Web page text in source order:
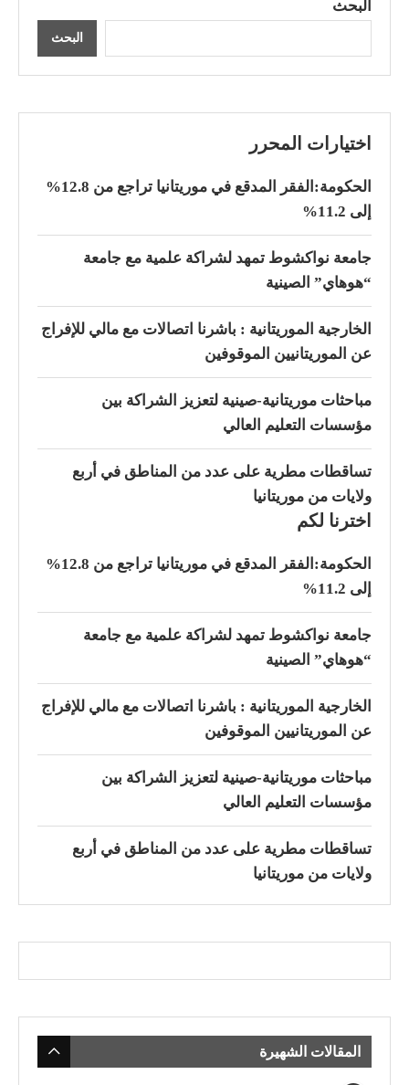
البحث
البحث
اختيارات المحرر
الحكومة:الفقر المدقع في موريتانيا تراجع من 12.8%
إلى 11.2%
جامعة نواكشوط تمهد لشراكة علمية مع جامعة
“هوهاي” الصينية
الخارجية الموريتانية : باشرنا اتصالات مع مالي للإفراج
عن الموريتانيين الموقوفين
مباحثات موريتانية-صينية لتعزيز الشراكة بين
مؤسسات التعليم العالي
تساقطات مطرية على عدد من المناطق في أربع
ولايات من موريتانيا
اخترنا لكم
الحكومة:الفقر المدقع في موريتانيا تراجع من 12.8%
إلى 11.2%
جامعة نواكشوط تمهد لشراكة علمية مع جامعة
“هوهاي” الصينية
الخارجية الموريتانية : باشرنا اتصالات مع مالي للإفراج
عن الموريتانيين الموقوفين
مباحثات موريتانية-صينية لتعزيز الشراكة بين
مؤسسات التعليم العالي
تساقطات مطرية على عدد من المناطق في أربع
ولايات من موريتانيا
المقالات الشهيرة